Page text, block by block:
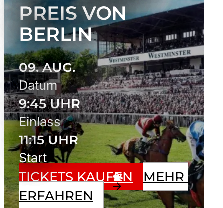
REIS VON B
ERLIN
09. AUG.
Datum
9:45 UHR
Einlass
11:15 UHR
Start
TICKETS KAUFEN
MEHR
ERFAHREN